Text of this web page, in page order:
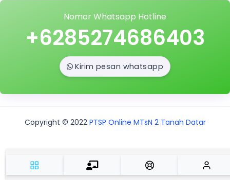
Nomor Whatsapp Hotline
+6285274686403
Kirim pesan whatsapp
Copyright © 2022 PTSP Online MTsN 2 Tanah Datar